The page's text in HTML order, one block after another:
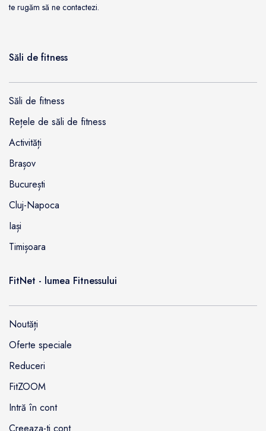
te rugăm să ne contactezi.
Săli de fitness
Săli de fitness
Rețele de săli de fitness
Activități
Brașov
București
Cluj-Napoca
Iași
Timișoara
FitNet - lumea Fitnessului
Noutăți
Oferte speciale
Reduceri
FitZOOM
Intră în cont
Creeaza-ti cont